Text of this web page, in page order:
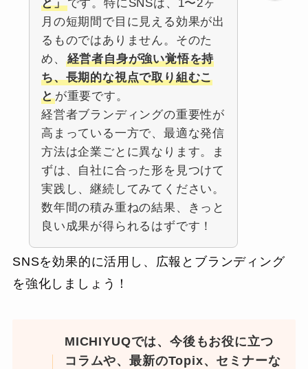
と」です。特にSNSは、1〜2ヶ
月の短期間で目に見える効果が出
るものではありません。そのた
め、
経営者自身が強い覚悟を持
ち、長期的な視点で取り組むこ
とが重要です。
経営者ブランディングの重要性が
高まっている一方で、最適な発信
方法は企業ごとに異なります。ま
ずは、自社に合った形を見つけて
実践し、継続してみてください。
数年間の積み重ねの結果、きっと
良い成果が得られるはずです！
SNSを効果的に活用し、広報とブランディング
を強化しましょう！
MICHIYUQでは、今後もお役に立つ
コラムや、最新のTopix、セミナーな